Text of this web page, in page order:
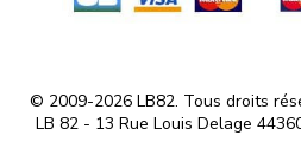
© 2009-2026 LB82. Tous droits
LB 82 - 13 Rue Louis Delage